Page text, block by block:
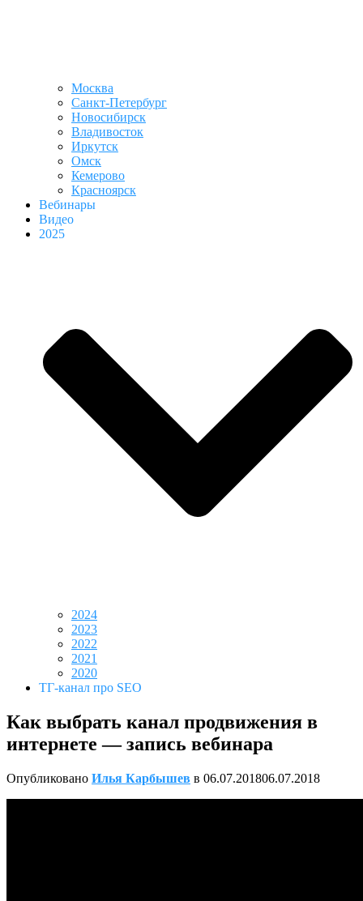
Москва
Санкт-Петербург
Новосибирск
Владивосток
Иркутск
Омск
Кемерово
Красноярск
Вебинары
Видео
2025
2024
2023
2022
2021
2020
ТГ-канал про SEO
Как выбрать канал продвижения в
интернете — запись вебинара
Опубликовано Илья Карбышев в 06.07.201806.07.2018